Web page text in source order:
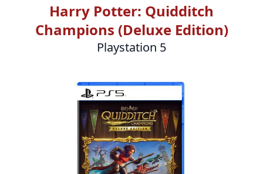
Harry Potter: Quidditch
Champions (Deluxe Edition)
Playstation 5